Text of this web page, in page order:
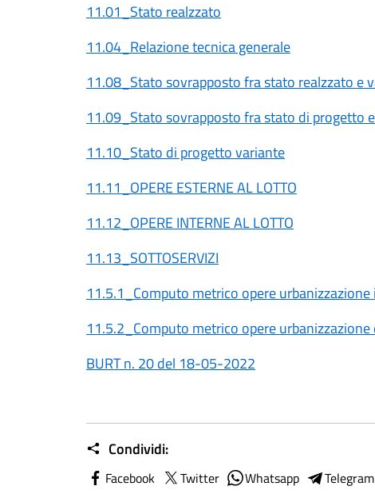
11.01_Stato realzzato
11.04_Relazione tecnica generale
11.08_Stato sovrapposto fra stato realzzato e
11.09_Stato sovrapposto fra stato di progetto
11.10_Stato di progetto variante
11.11_OPERE ESTERNE AL LOTTO
11.12_OPERE INTERNE AL LOTTO
11.13_SOTTOSERVIZI
11.5.1_Computo metrico opere
11.5.2_Computo metrico opere
BURT n. 20 del 18-05-2022
Condividi:
Facebook Twitter Whatsapp Telegram